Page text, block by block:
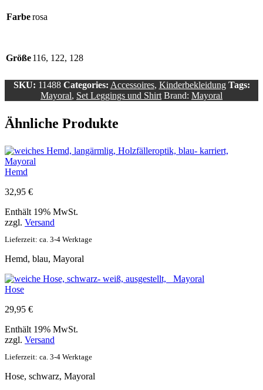
Farberosa
Größe116, 122, 128
SKU: 11488 Categories: Accessoires, Kinderbekleidung Tags:
Mayoral, Set Leggings und Shirt Brand: Mayoral
Ähnliche Produkte
Hemd
32,95 €
Enthält 19% MwSt.
zzgl. Versand
Lieferzeit: ca. 3-4 Werktage
Hemd, blau, Mayoral
Hose
29,95 €
Enthält 19% MwSt.
zzgl. Versand
Lieferzeit: ca. 3-4 Werktage
Hose, schwarz, Mayoral